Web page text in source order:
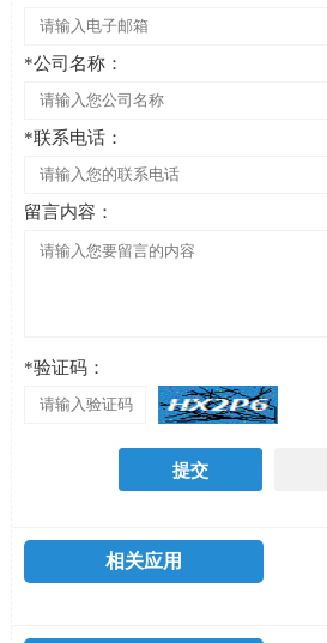
*公司名称：
*联系电话：
留言内容：
*验证码：
相关应用